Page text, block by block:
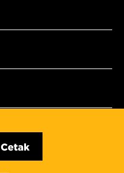
Cetak